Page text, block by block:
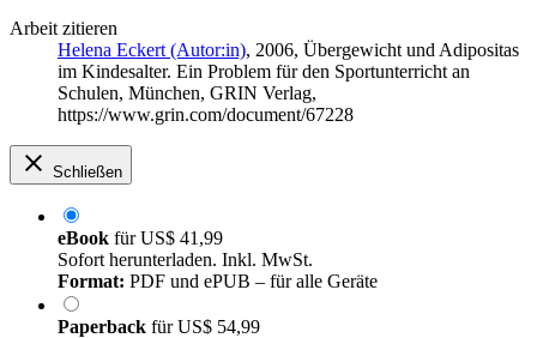
Arbeit zitieren
Helena Eckert (Autor:in), 2006, Übergewicht und Adipositas
im Kindesalter. Ein Problem für den Sportunterricht an
Schulen, München, GRIN Verlag,
https://www.grin.com/document/67228
Schließen
eBook fürUS$ 41,99
Sofort herunterladen. Inkl. MwSt.
Format: PDF und ePUB – für alle Geräte
Paperback fürUS$ 54,99